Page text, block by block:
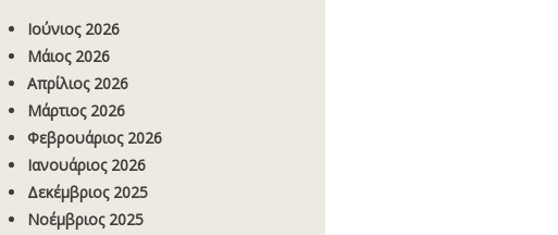
Ιούνιος 2026
Μάιος 2026
Απρίλιος 2026
Μάρτιος 2026
Φεβρουάριος 2026
Ιανουάριος 2026
Δεκέμβριος 2025
Νοέμβριος 2025